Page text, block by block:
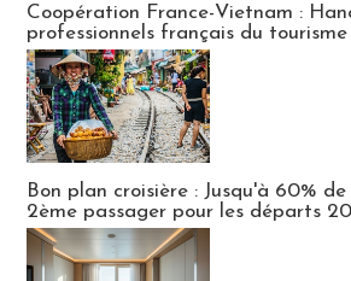
Coopération France-Vietnam :
professionnels français du tourisme
Bon plan croisière : Jusqu'à 60%
2ème passager pour les départs